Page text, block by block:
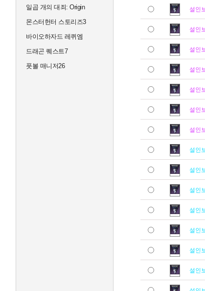
일곱 개의 대죄: Origin
몬스터헌터 스토리즈3
바이오하자드 레퀴엠
드래곤 퀘스트7
풋볼 매니저26
설인
설인
설인
설인
설인
설인
설인
설인
설인
설인
설인
설인
설인
설인